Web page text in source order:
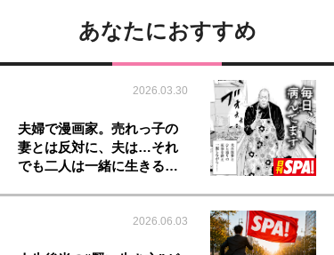
あなたにおすすめ
2026.03.30
夫婦で漫画家。売れっ子の
妻とは反対に、夫は…それ
でも二人は一緒に生きる…
2026.06.03